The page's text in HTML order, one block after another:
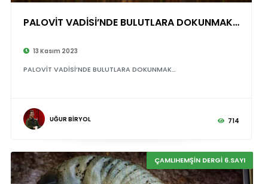
PALOVİT VADİSİ’NDE BULUTLARA DOKUNMAK…
13 Kasım 2023
PALOVİT VADİSİ’NDE BULUTLARA DOKUNMAK…
UĞUR BİRYOL 714
ÇAMLIHEMŞİN DERGİ 6.SAYI